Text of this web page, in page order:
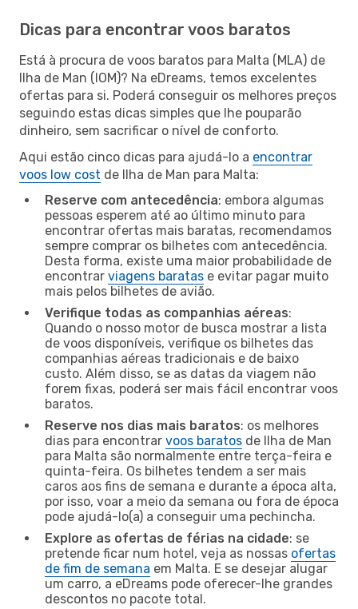
Dicas para encontrar voos baratos
Está à procura de voos baratos para Malta (MLA) de
Ilha de Man (IOM)? Na eDreams, temos excelentes
ofertas para si. Poderá conseguir os melhores preços
seguindo estas dicas simples que lhe pouparão
dinheiro, sem sacrificar o nível de conforto.
Aqui estão cinco dicas para ajudá-lo a encontrar
voos low cost de Ilha de Man para Malta:
Reserve com antecedência: embora algumas
pessoas esperem até ao último minuto para
encontrar ofertas mais baratas, recomendamos
sempre comprar os bilhetes com antecedência.
Desta forma, existe uma maior probabilidade de
encontrar viagens baratas e evitar pagar muito
mais pelos bilhetes de avião.
Verifique todas as companhias aéreas:
Quando o nosso motor de busca mostrar a lista
de voos disponíveis, verifique os bilhetes das
companhias aéreas tradicionais e de baixo
custo. Além disso, se as datas da viagem não
forem fixas, poderá ser mais fácil encontrar voos
baratos.
Reserve nos dias mais baratos: os melhores
dias para encontrar voos baratos de Ilha de Man
para Malta são normalmente entre terça-feira e
quinta-feira. Os bilhetes tendem a ser mais
caros aos fins de semana e durante a época alta,
por isso, voar a meio da semana ou fora de época
pode ajudá-lo(a) a conseguir uma pechincha.
Explore as ofertas de férias na cidade: se
pretende ficar num hotel, veja as nossas ofertas
de fim de semana em Malta. E se desejar alugar
um carro, a eDreams pode oferecer-lhe grandes
descontos no pacote total.